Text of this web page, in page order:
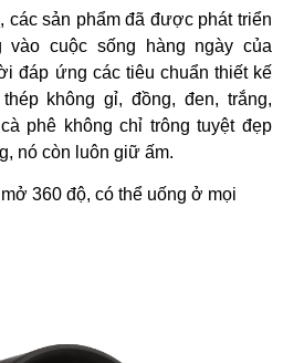
, các sản phẩm đã được phát triển
cuộc sống hàng ngày của
đáp ứng các tiêu chuẩn thiết kế
không gỉ, đồng, đen, trắng,
phê không chỉ trông tuyệt đẹp
nó còn luôn giữ ấm.
360 độ, có thể uống ở mọi